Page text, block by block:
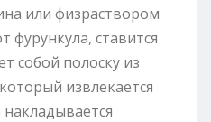
или физраствором
фурункула, ставится
собой полоску из
извлекается
накладывается